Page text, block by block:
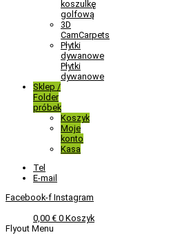
koszulkę
golfową
3D
CamCarpets
Płytki
dywanowe
Płytki
dywanowe
Sklep /
Folder
próbek
Koszyk
Moje
konto
Kasa
Tel
E-mail
Facebook-f Instagram
0,00 € 0 Koszyk
Flyout Menu